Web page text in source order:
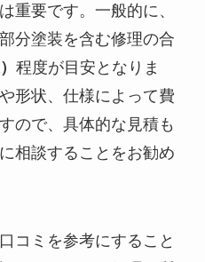
重要です。一般的に、
分塗装を含む修理の合
程度が目安となりま
形状、仕様によって費
ので、具体的な見積も
相談することをお勧め
コミを参考にすること